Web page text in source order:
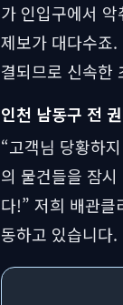
가 인입구에서
제보가 대다수죠.
결되므로 신속한
인천 남동구 전
“고객님 당황하
의 물건들을 잠
다!” 저희 배관클
동하고 있습니다.